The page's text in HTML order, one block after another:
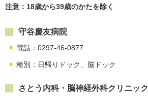
注意：18歳から39歳のかたを除く
守谷慶友病院
電話：0297-46-0877
種別：日帰りドック、脳ドック
さとう内科・脳神経外科クリニック